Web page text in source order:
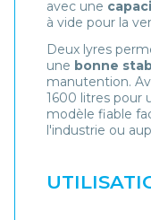
avec une
à vide pour la
Deux lyres
une bonne
manutention.
1600 litres pour
modèle fiable
l'industrie ou